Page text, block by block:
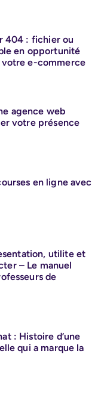
404 : fichier ou
en opportunité
e-commerce
agence web
votre présence
en ligne avec
utilite et
– Le manuel
de
: Histoire d’une
qui a marque la